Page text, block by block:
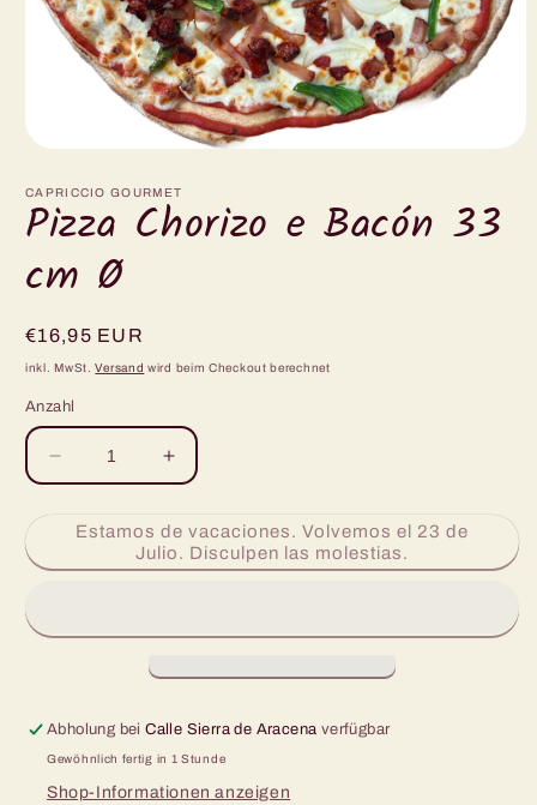
in
Modal
öffnen
CAPRICCIO GOURMET
Pizza Chorizo e Bacón 33
cm Ø
Normaler
Preis
€16,95 EUR
inkl. MwSt.Versand wird beim Checkout berechnet
Anzahl
Verringere
die
für
Pizza
Bacón
Ø
Erhöhe
die
für
Pizza
Bacón
Ø
Estamos de vacaciones. Volvemos el 23 de
Julio. Disculpen las molestias.
Abholung beiCalle Sierra de Aracena verfügbar
Gewöhnlich fertig in 1 Stunde
Shop-Informationen anzeigen